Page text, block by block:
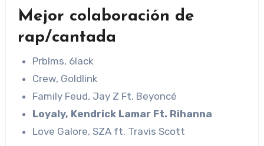
Mejor colaboración de
rap/cantada
Prblms, 6lack
Crew, Goldlink
Family Feud, Jay Z Ft. Beyoncé
Loyaly, Kendrick Lamar Ft. Rihanna
Love Galore, SZA ft. Travis Scott